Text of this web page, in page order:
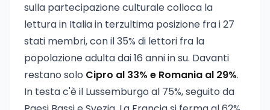
sulla partecipazione culturale colloca la
lettura in Italia in terzultima posizione fra i 27
stati membri, con il 35% di lettori fra la
popolazione adulta dai 16 anni in su. Davanti
restano solo Cipro al 33% e Romania al 29%.
In testa c'è il Lussemburgo al 75%, seguito da